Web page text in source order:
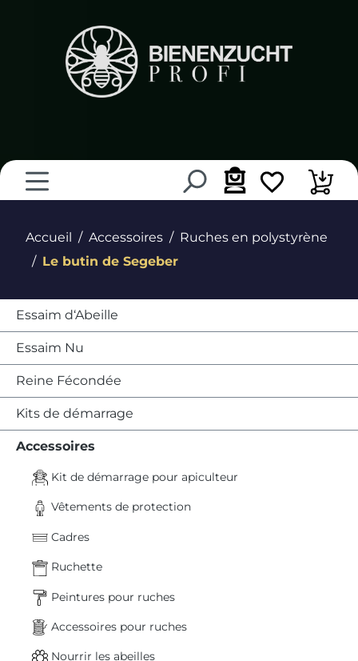
Accueil Accessoires
Ruches en polystyrène
Le butin de Segeber
Essaim d‘Abeille
Essaim Nu
Reine Fécondée
Kits de démarrage
Accessoires
Kit de démarrage pour apiculteur
Vêtements de protection
Cadres
Ruchette
Peintures pour ruches
Accessoires pour ruches
Nourrir les abeilles